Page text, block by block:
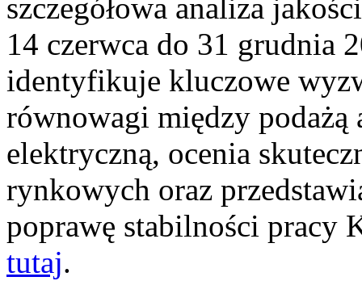
szczegółowa analiza
14 czerwca do 31 grudnia
identyfikuje kluczowe
równowagi między podażą
elektryczną, ocenia
rynkowych oraz
poprawę stabilności pracy
tutaj.